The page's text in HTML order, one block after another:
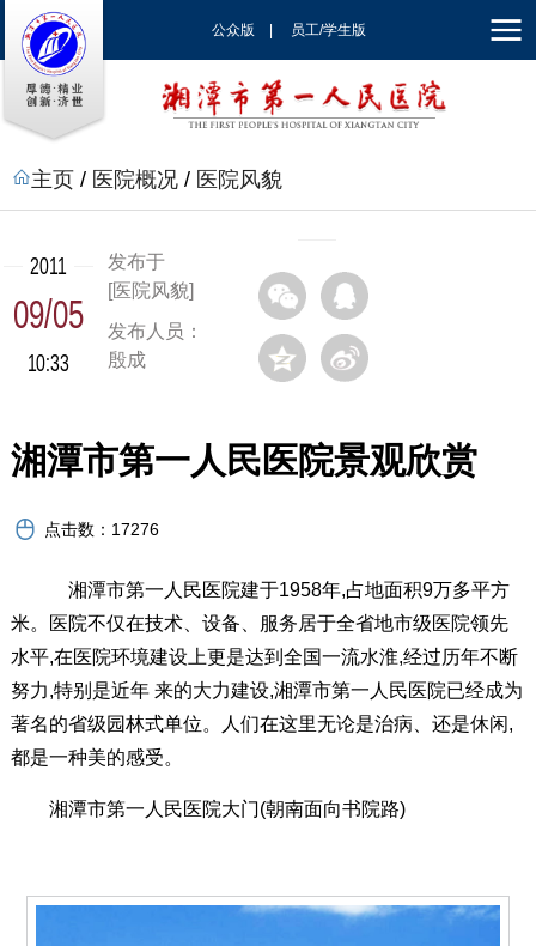
公众版 员工/学生版
| EN
主页 / 医院概况 / 医院风貌
2011
09/05
10:33
发布于
[医院风貌]
发布人员：
殷成
湘潭市第一人民医院景观欣赏
点击数： 17276
湘潭市第一人民医院建于1958年,占地面积9万多平方
米。医院不仅在技术、设备、服务居于全省地市级医院领先
水平,在医院环境建设上更是达到全国一流水淮,经过历年不断
努力,特别是近年 来的大力建设,湘潭市第一人民医院已经成为
著名的省级园林式单位。人们在这里无论是治病、还是休闲,
都是一种美的感受。
湘潭市第一人民医院大门(朝南面向书院路)